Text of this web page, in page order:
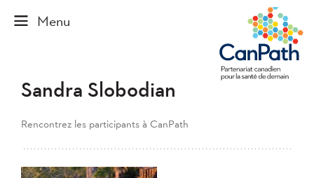
Sandra Slobodian
Rencontrez les participants à CanPath